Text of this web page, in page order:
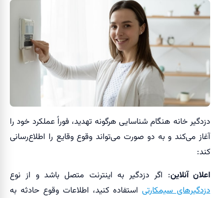
دزدگیر خانه هنگام شناسایی هرگونه تهدید، فوراً عملکرد خود را
آغاز می‌کند و به دو صورت می‌تواند وقوع وقایع را اطلاع‌رسانی
کند:
اعلان آنلاین: اگر دزدگیر به اینترنت متصل باشد و از نوع
دزدگیرهای سیمکارتی استفاده کنید، اطلاعات وقوع حادثه به